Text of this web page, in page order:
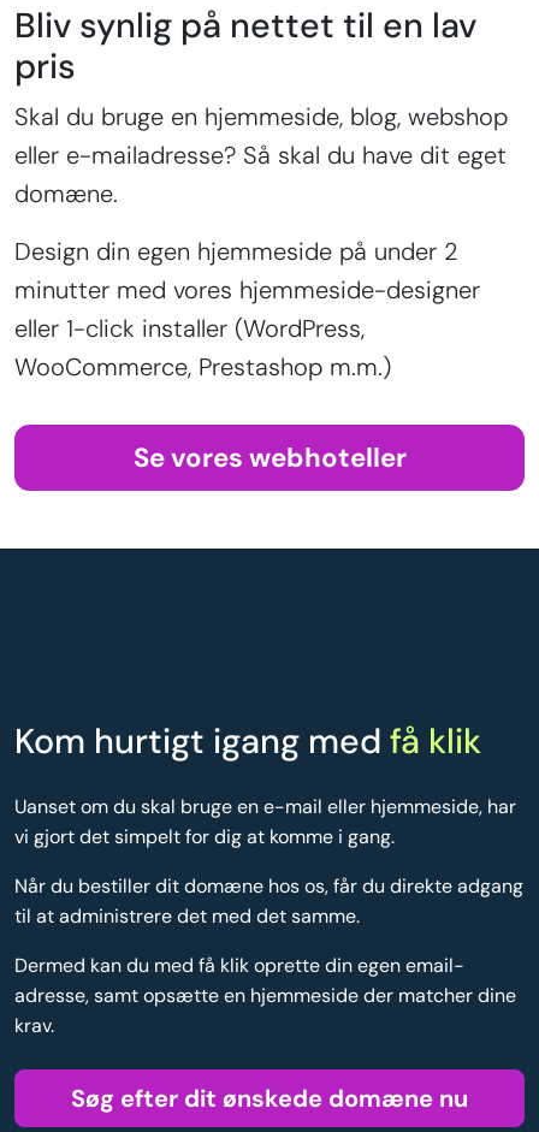
Bliv synlig på nettet til en lav
pris
Skal du bruge en hjemmeside, blog, webshop
eller e-mailadresse? Så skal du have dit eget
domæne.
Design din egen hjemmeside på under 2
minutter med vores hjemmeside-designer
eller 1-click installer (WordPress,
WooCommerce, Prestashop m.m.)
Se vores webhoteller
Kom hurtigt igang med få klik
Uanset om du skal bruge en e-mail eller hjemmeside, har
vi gjort det simpelt for dig at komme i gang.
Når du bestiller dit domæne hos os, får du direkte adgang
til at administrere det med det samme.
Dermed kan du med få klik oprette din egen email-
adresse, samt opsætte en hjemmeside der matcher dine
krav.
Søg efter dit ønskede domæne nu